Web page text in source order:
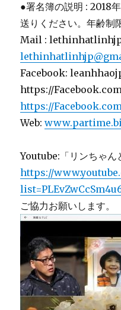
●署名簿の説明 : 2018
送りください。年齢制
Mail :
Facebook:
https://
https://
Web:
Youtube:「リンちゃん
https://
ご協力お願いします。